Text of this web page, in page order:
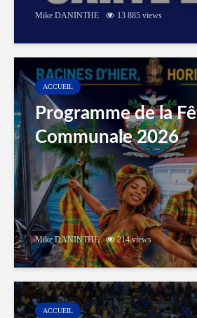
Mike DANINTHE 13 885 views
ACCUEIL
Programme de la
Communale 2026
Mike DANINTHE 214 views
ACCUEIL